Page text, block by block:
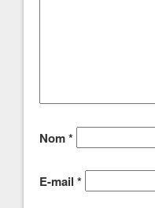
Nom*
E-mail *